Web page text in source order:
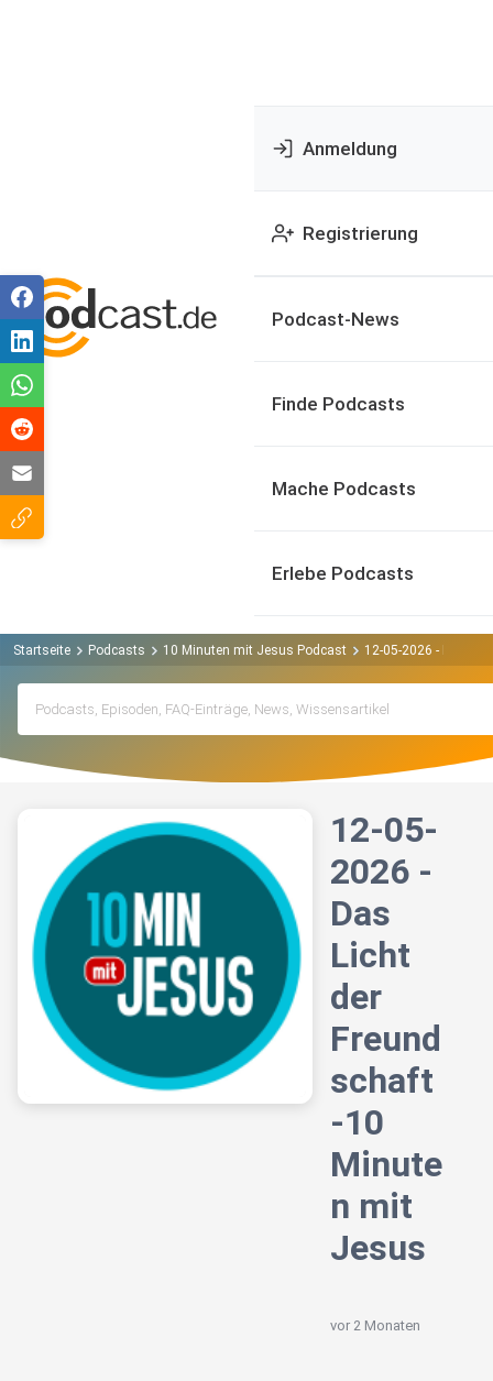
Anmeldung
Registrierung
Podcast-News
Finde Podcasts
Mache Podcasts
Erlebe Podcasts
Startseite Podcasts 10 Minuten mit Jesus Podcast 12-05-2026 - Das
12-05-
2026 -
Das
Licht
der
Freund
schaft
-10
Minute
n mit
Jesus
vor 2 Monaten